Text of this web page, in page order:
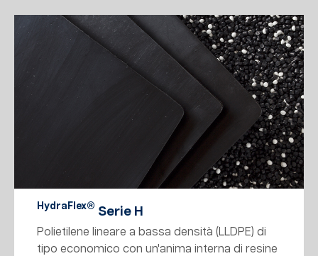
HydraFlex® Serie H
Polietilene lineare a bassa densità (LLDPE) di
tipo economico con un'anima interna di resine